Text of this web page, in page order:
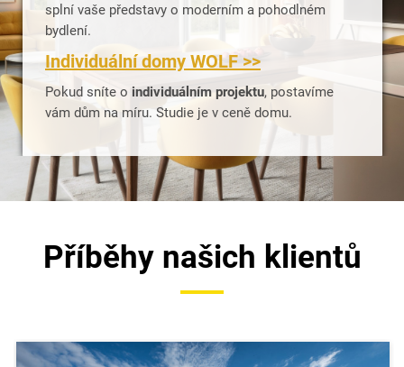
splní vaše představy o moderním a pohodlném
bydlení.
Individuální domy WOLF >>
Pokud sníte o individuálním projektu, postavíme
vám dům na míru. Studie je v ceně domu.
Příběhy našich klientů